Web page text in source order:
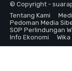
© Copyright -
Tentang Kami
Pedoman Media
SOP Perlindungan
Info Ekonomi